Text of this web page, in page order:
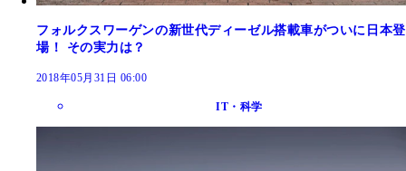
フォルクスワーゲンの新世代ディーゼル搭載車がついに日本登
場！ その実力は？
2018年05月31日 06:00
IT・科学